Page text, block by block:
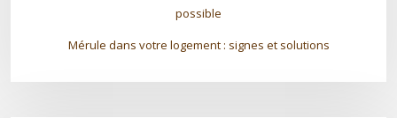
possible
Mérule dans votre logement : signes et solutions